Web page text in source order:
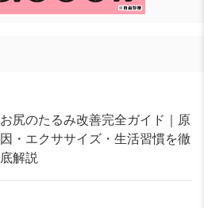
お尻のたるみ改善完全ガイド｜原
因・エクササイズ・生活習慣を徹
底解説